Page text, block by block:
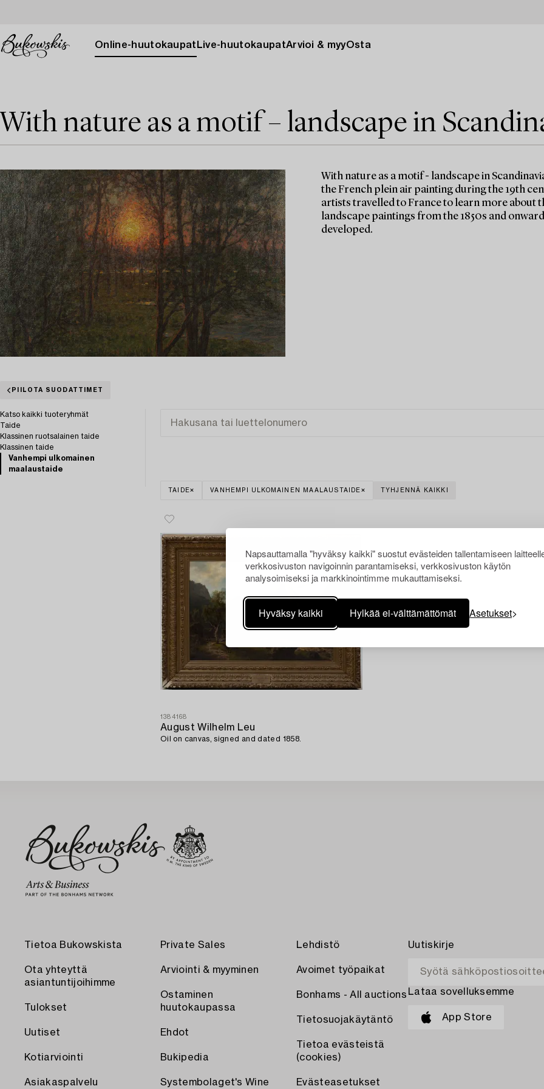
Napsauttamalla "hyväksy kaikki" suostut evästeiden tallentamiseen
verkkosivuston navigoinnin parantamiseksi, verkkosivuston käytön
analysoimiseksi ja markkinointimme mukauttamiseksi.
Hyväksy kaikki Hylkää ei-välttämättömät Asetukset
Online-huutokaupat Live-huutokaupatArvioi & myyOsta
With nature as a motif – landscape in
With nature as a motif - landscape in
the French plein air painting during the 19th
artists travelled to France to learn more about
landscape paintings from the 1850s and
developed.
PIILOTA SUODATTIMET
Katso kaikki tuoteryhmät
Taide
Klassinen ruotsalainen taide
Klassinen taide
Vanhempi ulkomainen
maalaustaide
TAIDE VANHEMPI ULKOMAINEN MAALAUSTAIDE TYHJENNÄ KAIKKI
1384168
August Wilhelm Leu
Oil on canvas, signed and dated 1858.
Tietoa Bukowskista
Ota yhteyttä
asiantuntijoihimme
Tulokset
Uutiset
Kotiarviointi
Asiakaspalvelu
Private Sales
Arviointi & myyminen
Ostaminen
huutokaupassa
Ehdot
Bukipedia
Systembolaget's Wine
Lehdistö
Avoimet työpaikat
Bonhams - All auctions
Tietosuojakäytäntö
Tietoa evästeistä
(cookies)
Evästeasetukset
Uutiskirje
Lataa sovelluksemme
App Store